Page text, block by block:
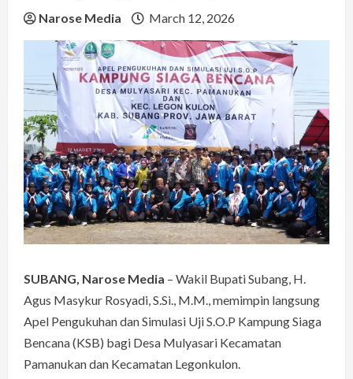
Narose Media March 12, 2026
SUBANG, Narose Media – Wakil Bupati Subang, H.
Agus Masykur Rosyadi, S.Si., M.M., memimpin langsung
Apel Pengukuhan dan Simulasi Uji S.O.P Kampung Siaga
Bencana (KSB) bagi Desa Mulyasari Kecamatan
Pamanukan dan Kecamatan Legonkulon.